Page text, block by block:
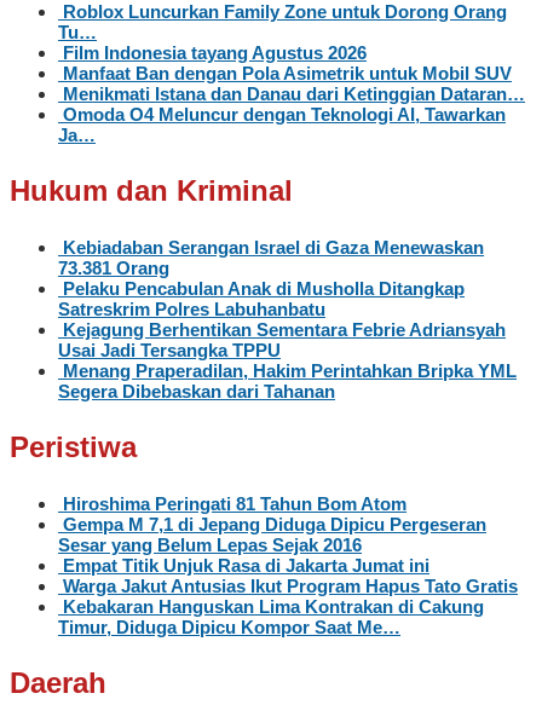
Roblox Luncurkan Family Zone untuk Dorong Orang
Tu…
Film Indonesia tayang Agustus 2026
Manfaat Ban dengan Pola Asimetrik untuk Mobil SUV
Menikmati Istana dan Danau dari Ketinggian Dataran…
Omoda O4 Meluncur dengan Teknologi AI, Tawarkan
Ja…
Hukum dan Kriminal
Kebiadaban Serangan Israel di Gaza Menewaskan
73.381 Orang
Pelaku Pencabulan Anak di Musholla Ditangkap
Satreskrim Polres Labuhanbatu
Kejagung Berhentikan Sementara Febrie Adriansyah
Usai Jadi Tersangka TPPU
Menang Praperadilan, Hakim Perintahkan Bripka YML
Segera Dibebaskan dari Tahanan
Peristiwa
Hiroshima Peringati 81 Tahun Bom Atom
Gempa M 7,1 di Jepang Diduga Dipicu Pergeseran
Sesar yang Belum Lepas Sejak 2016
Empat Titik Unjuk Rasa di Jakarta Jumat ini
Warga Jakut Antusias Ikut Program Hapus Tato Gratis
Kebakaran Hanguskan Lima Kontrakan di Cakung
Timur, Diduga Dipicu Kompor Saat Me…
Daerah